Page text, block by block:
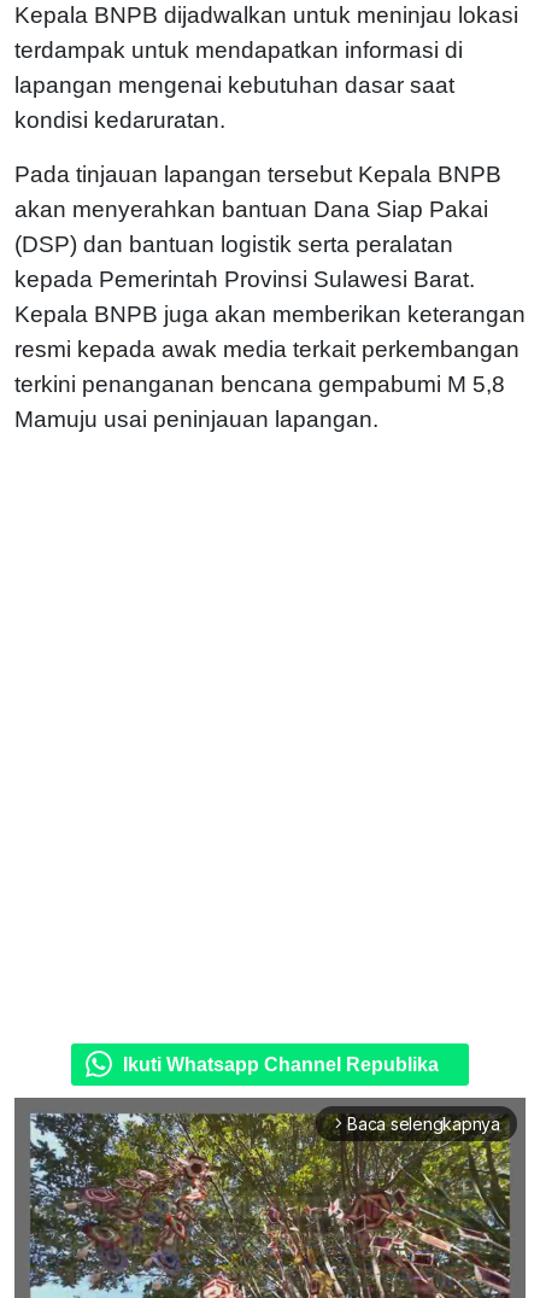
Kepala BNPB dijadwalkan untuk meninjau lokasi
terdampak untuk mendapatkan informasi di
lapangan mengenai kebutuhan dasar saat
kondisi kedaruratan.
Pada tinjauan lapangan tersebut Kepala BNPB
akan menyerahkan bantuan Dana Siap Pakai
(DSP) dan bantuan logistik serta peralatan
kepada Pemerintah Provinsi Sulawesi Barat.
Kepala BNPB juga akan memberikan keterangan
resmi kepada awak media terkait perkembangan
terkini penanganan bencana gempabumi M 5,8
Mamuju usai peninjauan lapangan.
Ikuti Whatsapp Channel Republika
arrow_forward_ios Baca selengkapnya